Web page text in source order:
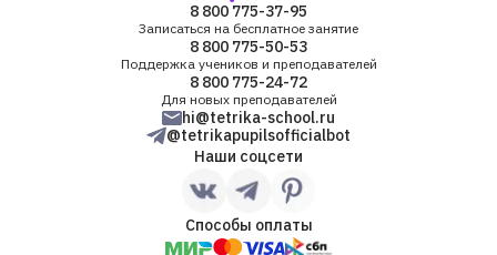
8 800 775-37-95
Записаться на бесплатное занятие
8 800 775-50-53
Поддержка учеников и преподавателей
8 800 775-24-72
Для новых преподавателей
hi@tetrika-school.ru
@tetrikapupilsofficialbot
Наши соцсети
Способы оплаты